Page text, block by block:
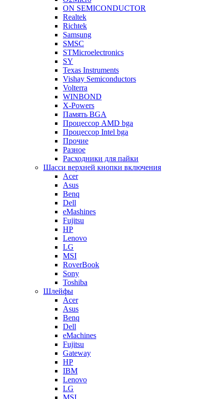
ON SEMICONDUCTOR
Realtek
Richtek
Samsung
SMSC
STMicroelectronics
SY
Texas Instruments
Vishay Semiconductors
Volterra
WINBOND
X-Powers
Память BGA
Процессор AMD bga
Процессор Intel bga
Прочие
Разное
Расходники для пайки
Шасси верхней кнопки включения
Acer
Asus
Benq
Dell
eMashines
Fujitsu
HP
Lenovo
LG
MSI
RoverBook
Sony
Toshiba
Шлейфы
Acer
Asus
Benq
Dell
eMachines
Fujitsu
Gateway
HP
IBM
Lenovo
LG
MSI